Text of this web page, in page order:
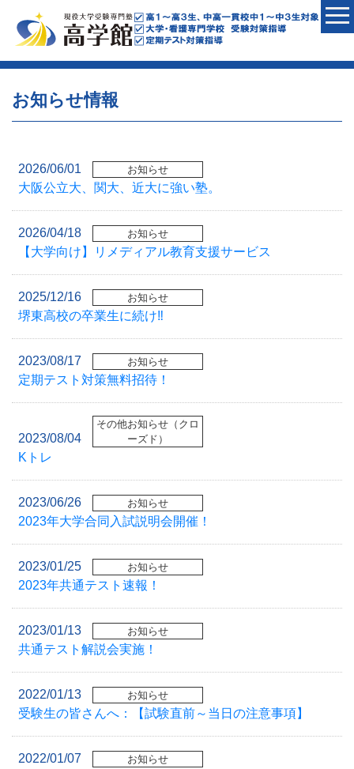
お知らせ情報
2026/06/01 お知らせ
大阪公立大、関大、近大に強い塾。
2026/04/18 お知らせ
【大学向け】リメディアル教育支援サービス
2025/12/16 お知らせ
堺東高校の卒業生に続け‼
2023/08/17 お知らせ
定期テスト対策無料招待！
2023/08/04
その他お知らせ（クロ
ーズド）
Kトレ
2023/06/26 お知らせ
2023年大学合同入試説明会開催！
2023/01/25 お知らせ
2023年共通テスト速報！
2023/01/13 お知らせ
共通テスト解説会実施！
2022/01/13 お知らせ
受験生の皆さんへ：【試験直前～当日の注意事項】
2022/01/07 お知らせ